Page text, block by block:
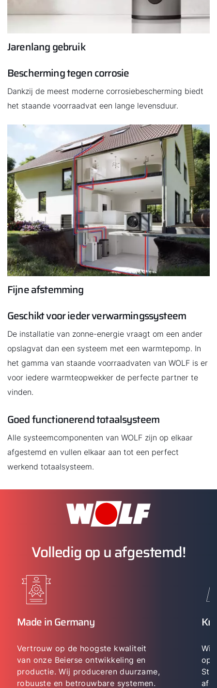
Jarenlang gebruik
Bescherming tegen corrosie
Dankzij de meest moderne corrosiebescherming biedt
het staande voorraadvat een lange levensduur.
Fijne afstemming
Geschikt voor ieder verwarmingssysteem
De installatie van zonne-energie vraagt om een ander
opslagvat dan een systeem met een warmtepomp. In
het gamma van staande voorraadvaten van WOLF is er
voor iedere warmteopwekker de perfecte partner te
vinden.
Goed functionerend totaalsysteem
Alle systeemcomponenten van WOLF zijn op elkaar
afgestemd en vullen elkaar aan tot een perfect
werkend totaalsysteem.
Volledig op u afgestemd!
Made in Germany
Vertrouw op de hoogste kwaliteit
van onze Beierse ontwikkeling en
productie. Wij produceren duurzame,
robuuste en betrouwbare systemen.
Wij